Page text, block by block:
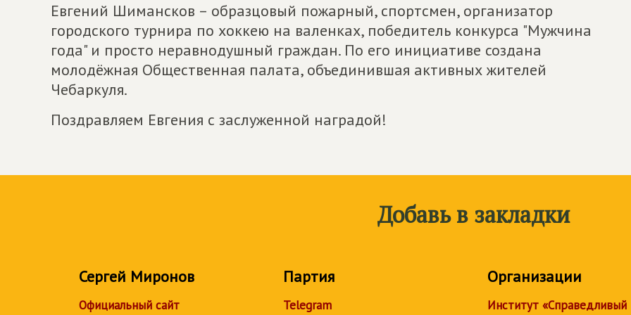
Евгений Шимансков – образцовый пожарный, спортсмен, организатор
городского турнира по хоккею на валенках, победитель конкурса "Мужчина
года" и просто неравнодушный граждан. По его инициативе создана
молодёжная Общественная палата, объединившая активных жителей
Чебаркуля.
Поздравляем Евгения с заслуженной наградой!
Добавь в закладки
Сергей Миронов
Официальный сайт
Партия
Telegram
Организации
Институт «Справедливый